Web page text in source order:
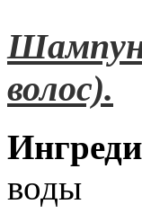
волос).
воды